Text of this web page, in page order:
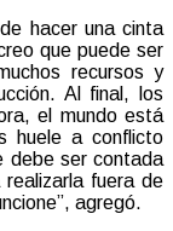
hacer una cinta
que puede ser
recursos y
Al final, los
el mundo está
huele a conflicto
debe ser contada
fuera de
agregó.